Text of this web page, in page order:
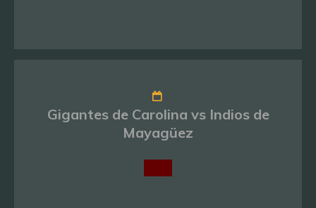
Gigantes de Carolina vs Indios de
Mayagüez